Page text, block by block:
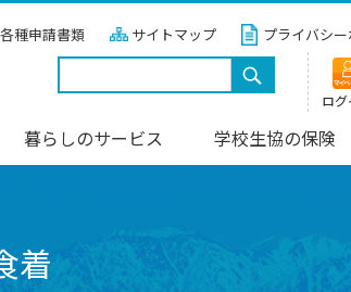
各種申請書類 サイトマップ プライバシ
ログ
暮らしのサービス 学校生協の保険
着